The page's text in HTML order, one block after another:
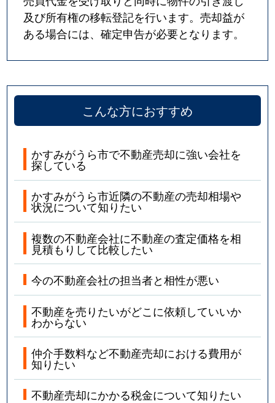
及び所有権の移転登記を行います。売却益が
ある場合には、確定申告が必要となります。
こんな方におすすめ
かすみがうら市で不動産売却に強い会社を
探している
かすみがうら市近隣の不動産の売却相場や
状況について知りたい
複数の不動産会社に不動産の査定価格を相
見積もりして比較したい
今の不動産会社の担当者と相性が悪い
不動産を売りたいがどこに依頼していいか
わからない
仲介手数料など不動産売却における費用が
知りたい
不動産売却にかかる税金について知りたい